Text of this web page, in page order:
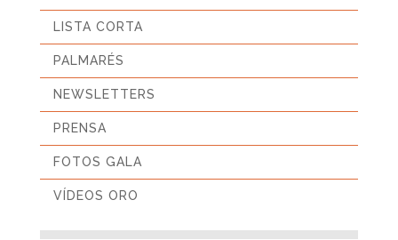
LISTA CORTA
PALMARÉS
NEWSLETTERS
PRENSA
FOTOS GALA
VÍDEOS ORO